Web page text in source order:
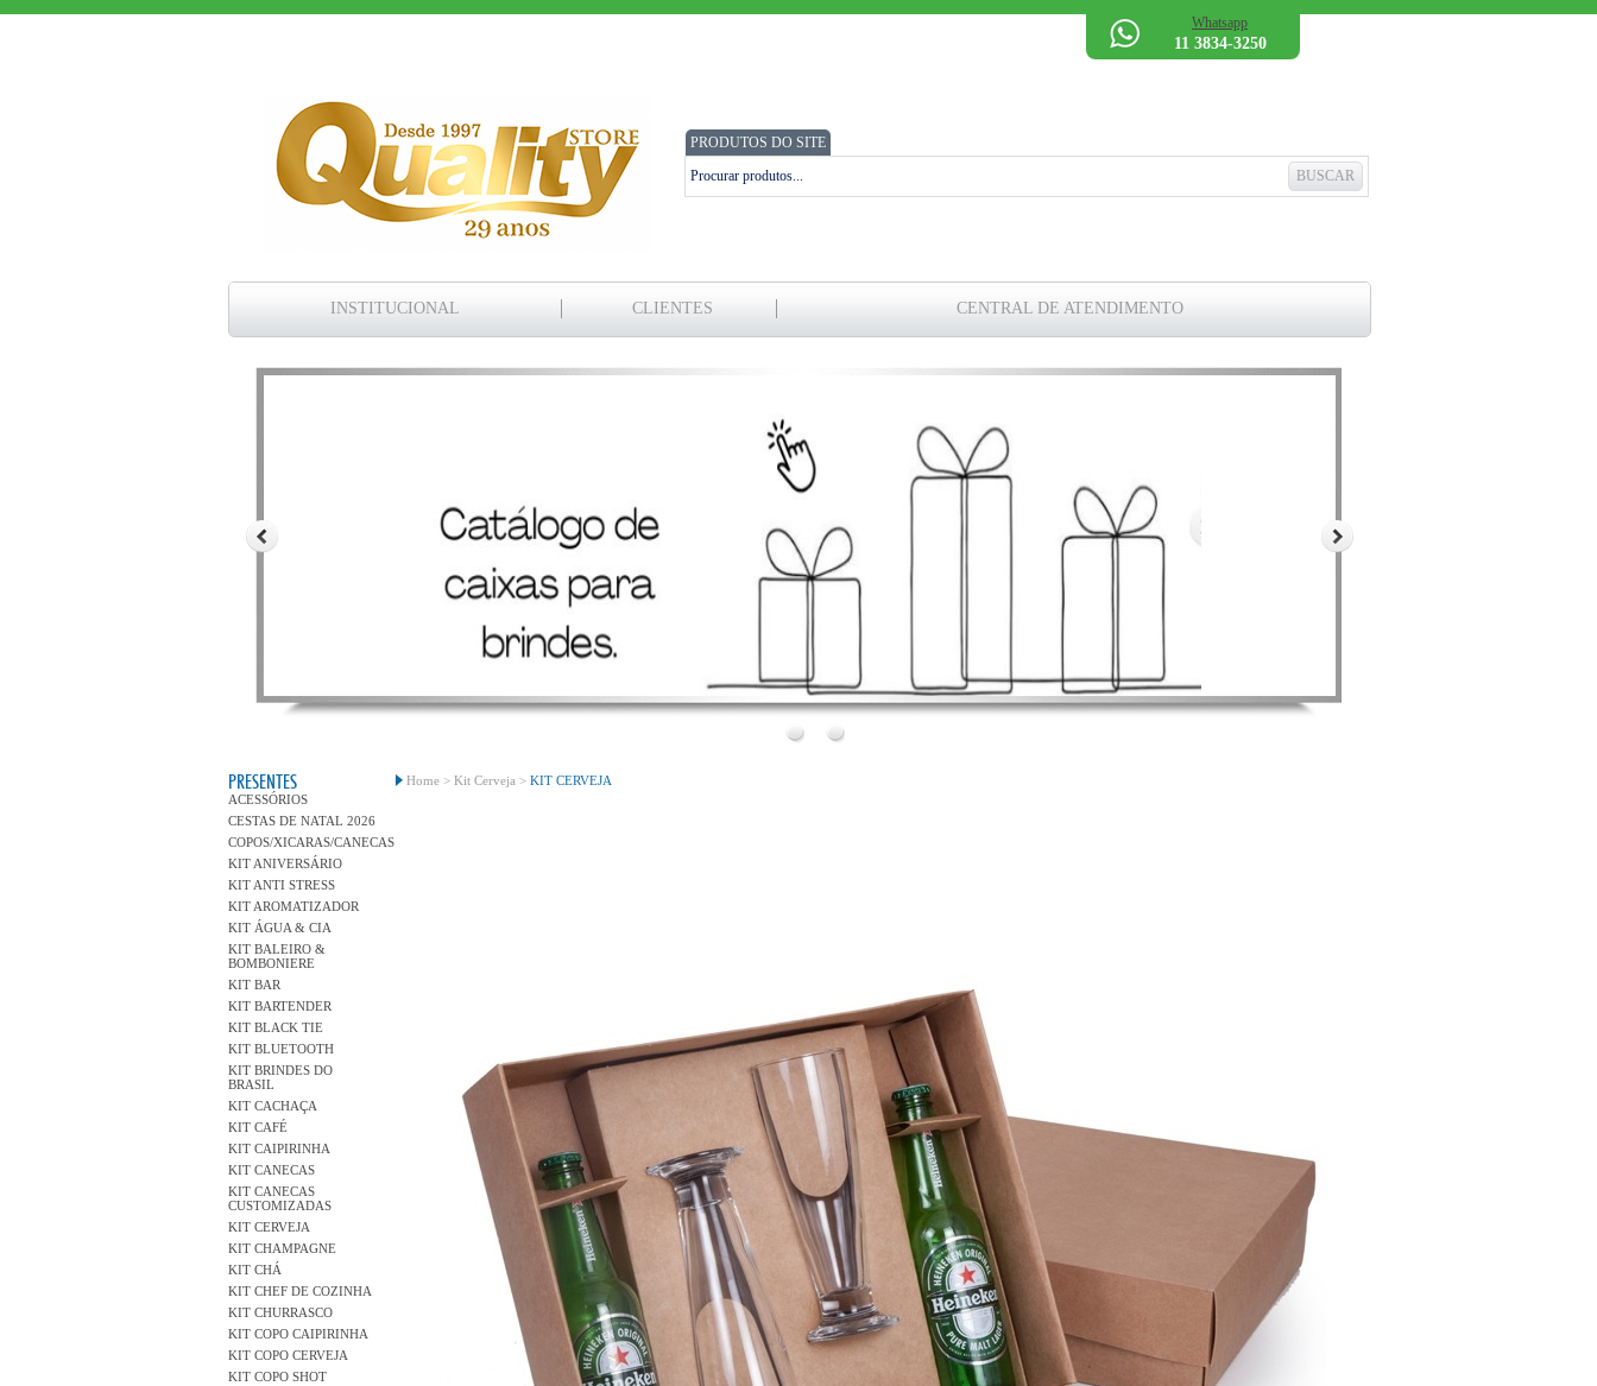
Whatsapp
11 3834-3250
PRODUTOS DO SITE
INSTITUCIONAL CLIENTES CENTRAL DE ATENDIMENTO
Bem Vindo!
PRESENTES
ACESSÓRIOS
CESTAS DE NATAL 2026
COPOS/XICARAS/CANECAS
KIT ANIVERSÁRIO
KIT ANTI STRESS
KIT AROMATIZADOR
KIT ÁGUA & CIA
KIT BALEIRO &
BOMBONIERE
KIT BAR
KIT BARTENDER
KIT BLACK TIE
KIT BLUETOOTH
KIT BRINDES DO
BRASIL
KIT CACHAÇA
KIT CAFÉ
KIT CAIPIRINHA
KIT CANECAS
KIT CANECAS
CUSTOMIZADAS
KIT CERVEJA
KIT CHAMPAGNE
KIT CHÁ
KIT CHEF DE COZINHA
KIT CHURRASCO
KIT COPO CAIPIRINHA
KIT COPO CERVEJA
KIT COPO SHOT
Home > Kit Cerveja > KIT CERVEJA